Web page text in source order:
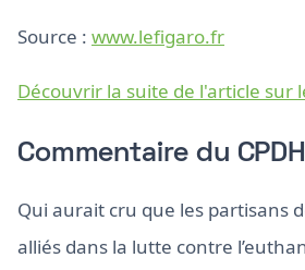
Source : www.lefigaro.fr
Découvrir la suite de l'article sur
Commentaire du CPDH
Qui aurait cru que les partisans
alliés dans la lutte contre